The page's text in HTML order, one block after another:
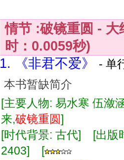
情节 :破镜重圆 -
时：0.0059秒)
1. 《非君不爱》
- 单
本书暂缺简介
[主要人物: 易水寒 伍
来,破镜重圆]
[时代背景: 古代] [出
2403] [